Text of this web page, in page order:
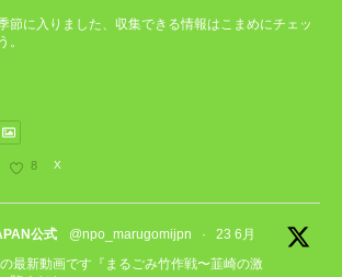
節に入りました、収集できる情報はこまめにチェッ
。
8 X
公式 @npo_marugomijpn ·
23 6月
最新動画です『まるごみ竹作戦〜韮崎の激